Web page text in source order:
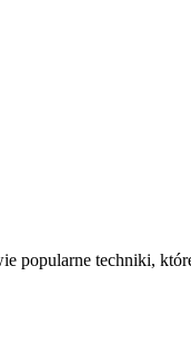
popularne techniki,